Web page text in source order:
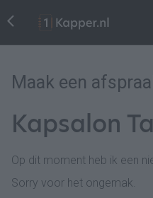
Maak een
Kapsalon
Op dit moment heb ik een
Sorry voor het ongemak.